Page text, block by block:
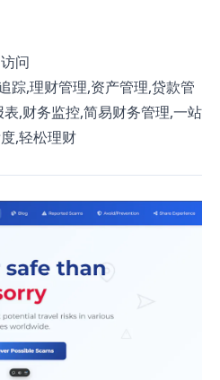
问
踪,理财管理,资产管理,贷款管
,财务监控,简易财务管理,一站
,轻松理财